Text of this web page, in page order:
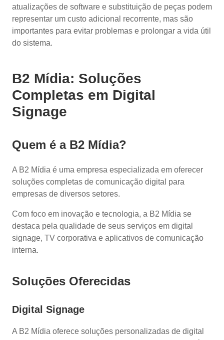
atualizações de software e substituição de peças podem
representar um custo adicional recorrente, mas são
importantes para evitar problemas e prolongar a vida útil
do sistema.
B2 Mídia: Soluções
Completas em Digital
Signage
Quem é a B2 Mídia?
A B2 Mídia é uma empresa especializada em oferecer
soluções completas de comunicação digital para
empresas de diversos setores.
Com foco em inovação e tecnologia, a B2 Mídia se
destaca pela qualidade de seus serviços em digital
signage, TV corporativa e aplicativos de comunicação
interna.
Soluções Oferecidas
Digital Signage
A B2 Mídia oferece soluções personalizadas de digital